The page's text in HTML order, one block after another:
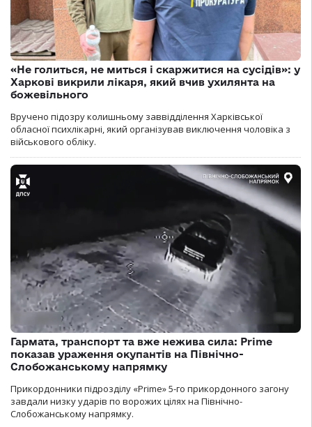
«Не голиться, не миться і скаржитися на сусідів»: у
Харкові викрили лікаря, який вчив ухилянта на
божевільного
Вручено підозру колишньому заввідділення Харківської
обласної психлікарні, який організував виключення чоловіка з
військового обліку.
Гармата, транспорт та вже нежива сила: Prime
показав ураження окупантів на Північно-
Слобожанському напрямку
Прикордонники підрозділу «Prime» 5-го прикордонного загону
завдали низку ударів по ворожих цілях на Північно-
Слобожанському напрямку.